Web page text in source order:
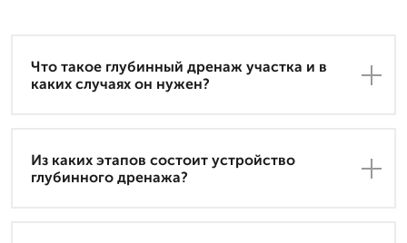
Что такое глубинный дренаж участка и в
каких случаях он нужен?
Из каких этапов состоит устройство
глубинного дренажа?